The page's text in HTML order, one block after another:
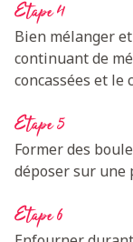
Etape 4
Bien mélanger
continuant de
concassées et le
Etape 5
Former des
déposer sur une
Etape 6